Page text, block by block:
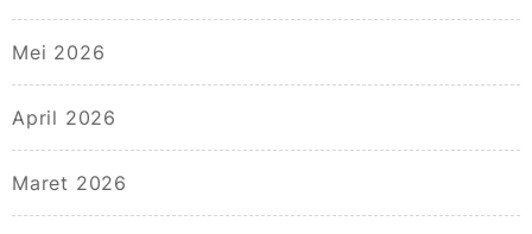
Mei 2026
April 2026
Maret 2026